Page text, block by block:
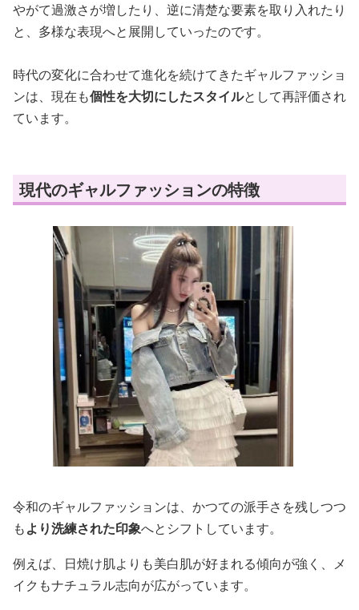
やがて過激さが増したり、逆に清楚な要素を取り入れたり
と、多様な表現へと展開していったのです。
時代の変化に合わせて進化を続けてきたギャルファッショ
ンは、現在も個性を大切にしたスタイルとして再評価され
ています。
現代のギャルファッションの特徴
令和のギャルファッションは、かつての派手さを残しつつ
もより洗練された印象へとシフトしています。
例えば、日焼け肌よりも美白肌が好まれる傾向が強く、メ
イクもナチュラル志向が広がっています。